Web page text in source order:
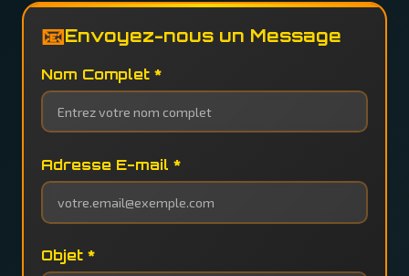
📧Envoyez-nous un Message
Nom Complet *
Adresse E-mail *
Objet *